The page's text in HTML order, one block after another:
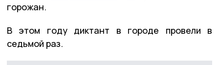
горожан.
В этом году диктант в городе провели в
седьмой раз.